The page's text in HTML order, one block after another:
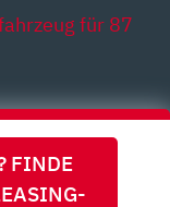
FINDE
für 87